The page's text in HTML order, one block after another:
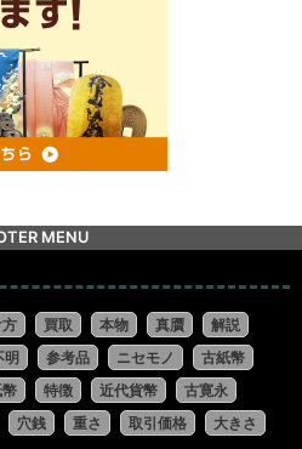
MENU
方 買取 本物 真贋
解説
明 参考品 ニセモノ
古紙幣
特徴 近代貨幣
古寛永
穴銭 重さ 取引価格
大きさ